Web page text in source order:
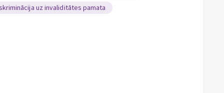
uz invaliditātes pamata